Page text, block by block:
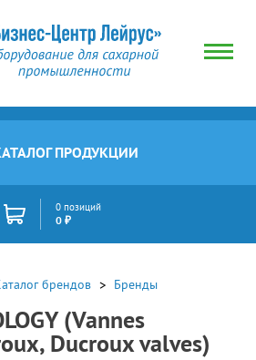
ПРОДУКЦИИ
0 позиций
0 ₽
брендов Бренды
(Vannes
Ducroux valves)